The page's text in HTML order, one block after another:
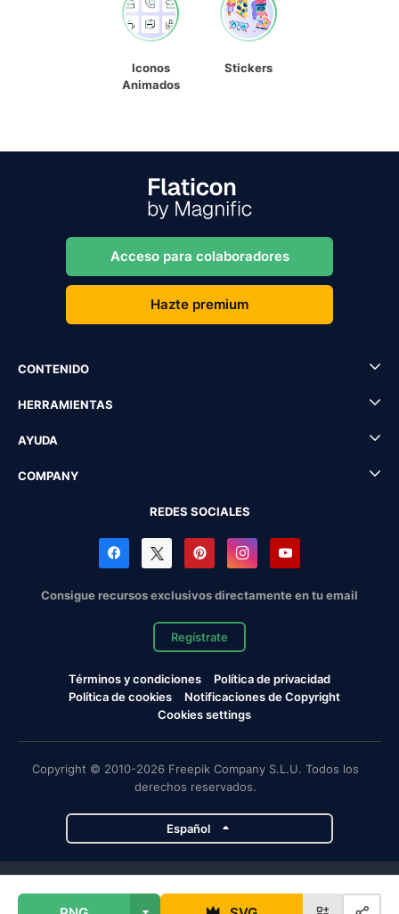
Iconos
Animados
Stickers
Acceso para colaboradores
Hazte premium
CONTENIDO
HERRAMIENTAS
AYUDA
COMPANY
REDES SOCIALES
Consigue recursos exclusivos directamente en tu email
Regístrate
Términos y condiciones
Política de privacidad
Política de cookies
Notificaciones de Copyright
Cookies settings
Copyright © 2010-2026 Freepik Company S.L.U. Todos los
derechos reservados.
Español